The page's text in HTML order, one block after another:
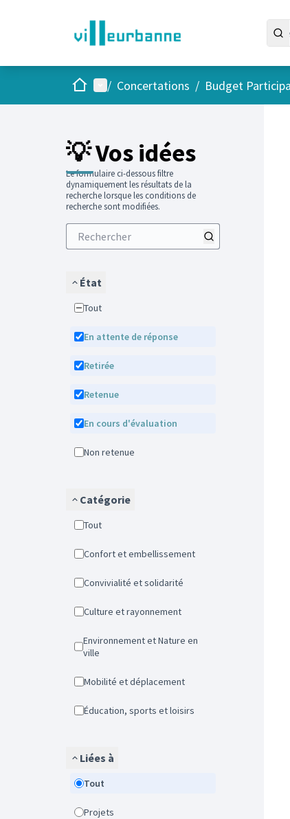
AccueilMenu principal
/ Concertations / Budget
💡 Vos idées
Le formulaire ci-dessous filtre
dynamiquement les résultats de la
recherche lorsque les conditions de
recherche sont modifiées.
État
Tout
En attente de réponse
Retirée
Retenue
En cours d'évaluation
Non retenue
Catégorie
Tout
Confort et embellissement
Convivialité et solidarité
Culture et rayonnement
Environnement et Nature en
ville
Mobilité et déplacement
Éducation, sports et loisirs
Liées à
Tout
Projets